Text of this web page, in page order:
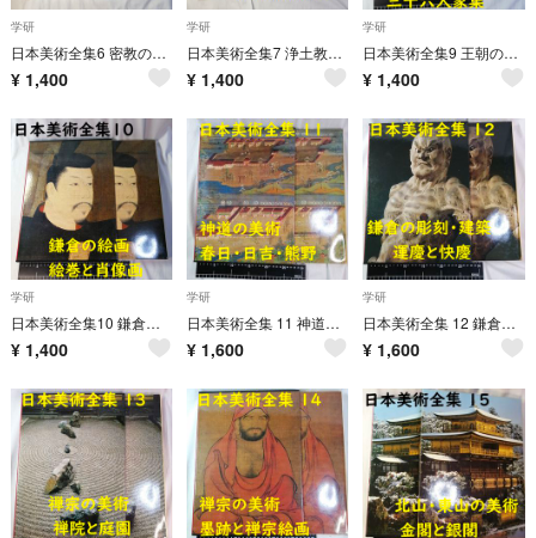
学研
日本美術全集6 密教の美術 東寺/神護寺/室生寺 学研 函入り 美品 1980年
¥ 1,400
学研
日本美術全集7 浄土教の美術 平等院鳳凰堂 学研 函入り 美品 1978年
¥ 1,400
学研
日本美術全集9 王朝の美術 源氏物語絵巻と三十六人家集 学研 函入り 美品 1977年
¥ 1,400
学研
日本美術全集10 鎌倉の絵画 絵巻と肖像画 学研 函入り 美品 1979年
¥ 1,400
学研
日本美術全集 11 神道の美術 春日・日吉・熊野 別冊付き 学研
¥ 1,600
学研
日本美術全集 12 鎌倉の彫刻・建築 運慶と快慶 別冊付き 学研
¥ 1,600